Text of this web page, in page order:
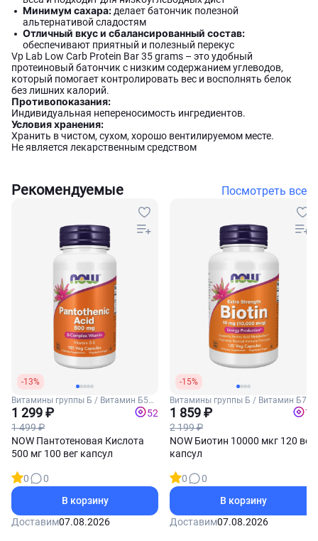
Минимум сахара:делает батончик полезной
альтернативой сладостям
Отличный вкус и сбалансированный состав:
обеспечивают приятный и полезный перекус
Vp Lab Low Carb Protein Bar 35 grams – это удобный
протеиновый батончик с низким содержанием углеводов,
который помогает контролировать вес и восполнять белок
без лишних калорий.
Противопоказания:
Индивидуальная непереносимость ингредиентов.
Условия хранения:
Хранить в чистом, сухом, хорошо вентилируемом месте.
Не является лекарственным средством
Рекомендуемые Посмотреть все
-13%
Витамины группы Б / Витамин Б5
(Пантотеновая кислота)
1 299 ₽
1 499 ₽
52
NOW Пантотеновая Кислота
500 мг 100 вег капсул
0
0
В корзину
Доставим07.08.2026
-15%
Витамины группы Б / Витамин Б7
(Биотин)
1 859 ₽
2 199 ₽
74
NOW Биотин 10000 мкг 120 вег
капсул
0
0
В корзину
Доставим07.08.2026